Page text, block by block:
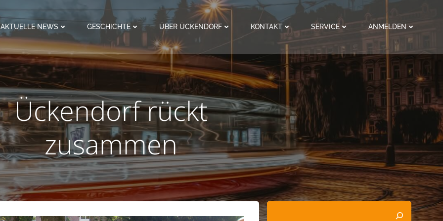
AKTUELLE NEWS GESCHICHTE ÜBER ÜCKENDORF KONTAKT SERVICE ANMELDEN
Ückendorf rückt
zusammen
Suchen